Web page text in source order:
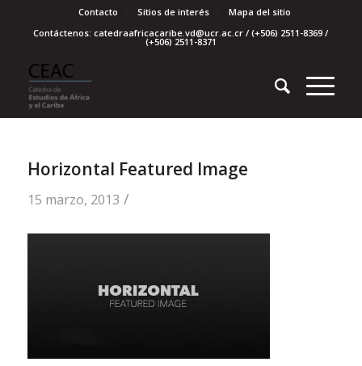
Contacto Sitios de interés
Mapa del sitio
Contáctenos: catedraafricacaribe.vd@ucr.ac.cr / (+506) 2511-8369 /
(+506) 2511-8371
Horizontal Featured Image
15 marzo, 2013 /